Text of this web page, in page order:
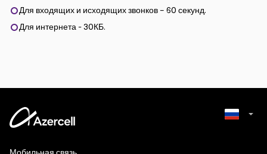
Для входящих и исходящих звонков – 60 секунд.
Для интернета - 30КБ.